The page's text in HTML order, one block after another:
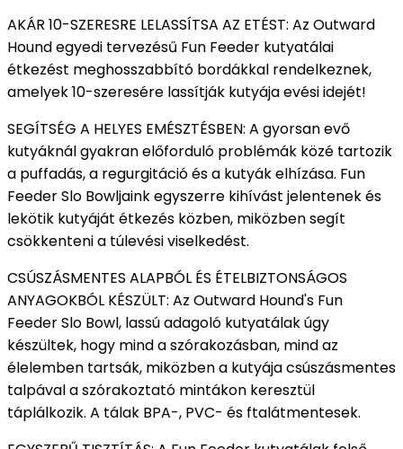
AKÁR 10-SZERESRE LELASSÍTSA AZ ETÉST: Az Outward
Hound egyedi tervezésű Fun Feeder kutyatálai
étkezést meghosszabbító bordákkal rendelkeznek,
amelyek 10-szeresére lassítják kutyája evési idejét!
SEGÍTSÉG A HELYES EMÉSZTÉSBEN: A gyorsan evő
kutyáknál gyakran előforduló problémák közé tartozik
a puffadás, a regurgitáció és a kutyák elhízása. Fun
Feeder Slo Bowljaink egyszerre kihívást jelentenek és
lekötik kutyáját étkezés közben, miközben segít
csökkenteni a túlevési viselkedést.
CSÚSZÁSMENTES ALAPBÓL ÉS ÉTELBIZTONSÁGOS
ANYAGOKBÓL KÉSZÜLT: Az Outward Hound's Fun
Feeder Slo Bowl, lassú adagoló kutyatálak úgy
készültek, hogy mind a szórakozásban, mind az
élelemben tartsák, miközben a kutyája csúszásmentes
talpával a szórakoztató mintákon keresztül
táplálkozik. A tálak BPA-, PVC- és ftalátmentesek.